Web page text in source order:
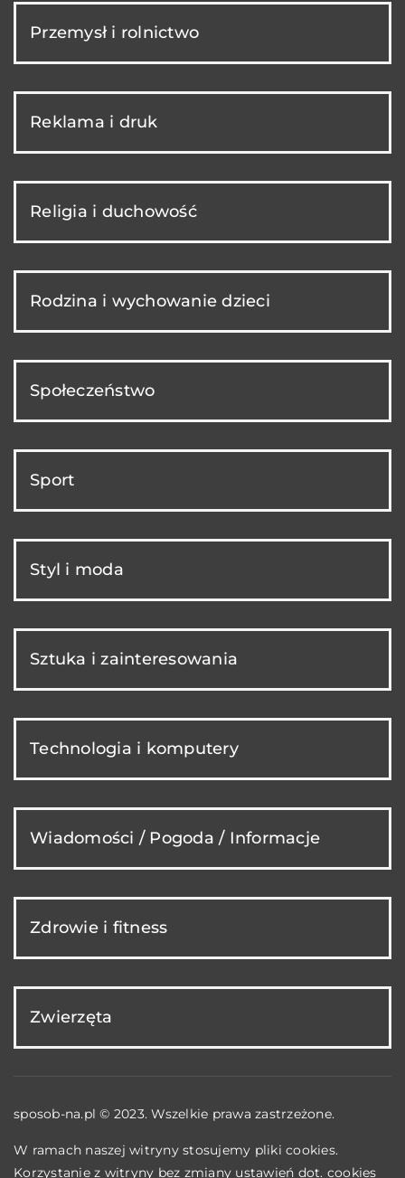
Przemysł i rolnictwo
Reklama i druk
Religia i duchowość
Rodzina i wychowanie dzieci
Społeczeństwo
Sport
Styl i moda
Sztuka i zainteresowania
Technologia i komputery
Wiadomości / Pogoda / Informacje
Zdrowie i fitness
Zwierzęta
sposob-na.pl © 2023. Wszelkie prawa zastrzeżone.
W ramach naszej witryny stosujemy pliki cookies.
Korzystanie z witryny bez zmiany ustawień dot. cookies